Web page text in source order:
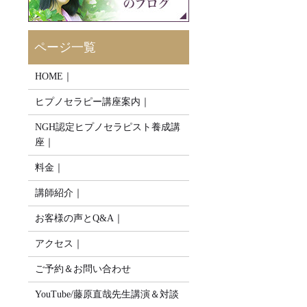
HOME｜
ヒプノセラピー講座案内｜
NGH認定ヒプノセラピスト養成講
座｜
料金｜
講師紹介｜
お客様の声とQ&A｜
アクセス｜
ご予約＆お問い合わせ
YouTube/藤原直哉先生講演＆対談